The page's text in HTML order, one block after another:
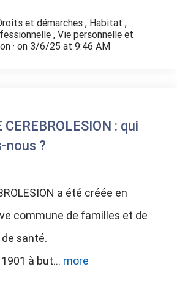
et démarches , Habitat ,
, Vie personnelle et
· on 3/6/25 at 9:46 AM
CEREBROLESION : qui
nous ?
a été créée en
commune de familles et de
santé.
à but... more